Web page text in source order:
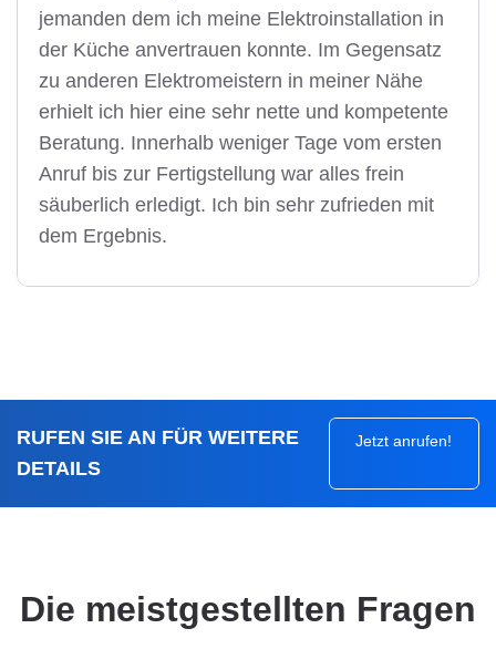
jemanden dem ich meine Elektroinstallation in
der Küche anvertrauen konnte. Im Gegensatz
zu anderen Elektromeistern in meiner Nähe
erhielt ich hier eine sehr nette und kompetente
Beratung. Innerhalb weniger Tage vom ersten
Anruf bis zur Fertigstellung war alles frein
säuberlich erledigt. Ich bin sehr zufrieden mit
dem Ergebnis.
RUFEN SIE AN FÜR WEITERE
DETAILS
Jetzt anrufen!
Die meistgestellten Fragen